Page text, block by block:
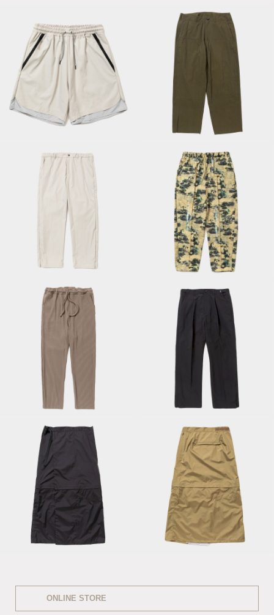
Tech Commuter
Shorts/Grey
Dope Dyed Double
Knee PT/Fog Brown
Side Zip Commuter
PT/Grey
Pin Tuck Easy
Trousers/Sand
Uneven Fabric Slim
Easy PT/Bedouin
Side Zip Paper
Touch Slacks/Off
Black
3Layer Wrap
Skirt/Off Black
3Layer Wrap
Skirt/Coyote
ONLINE STORE